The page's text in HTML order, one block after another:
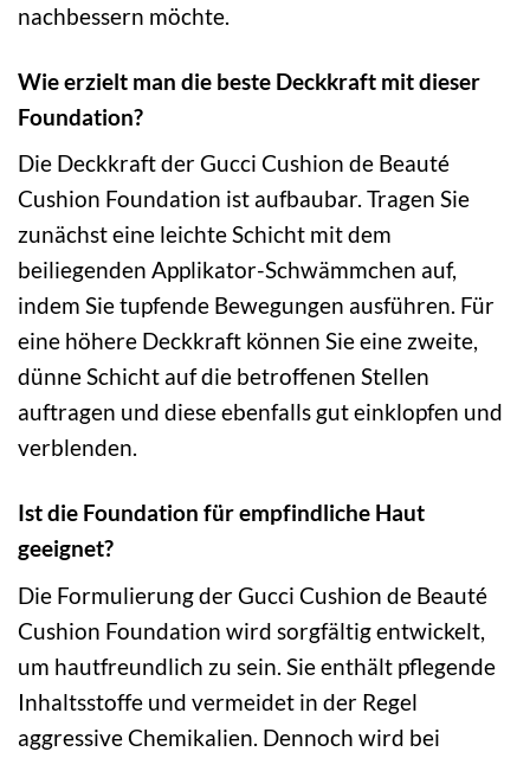
nachbessern möchte.
Wie erzielt man die beste Deckkraft mit dieser
Foundation?
Die Deckkraft der Gucci Cushion de Beauté
Cushion Foundation ist aufbaubar. Tragen Sie
zunächst eine leichte Schicht mit dem
beiliegenden Applikator-Schwämmchen auf,
indem Sie tupfende Bewegungen ausführen. Für
eine höhere Deckkraft können Sie eine zweite,
dünne Schicht auf die betroffenen Stellen
auftragen und diese ebenfalls gut einklopfen und
verblenden.
Ist die Foundation für empfindliche Haut
geeignet?
Die Formulierung der Gucci Cushion de Beauté
Cushion Foundation wird sorgfältig entwickelt,
um hautfreundlich zu sein. Sie enthält pflegende
Inhaltsstoffe und vermeidet in der Regel
aggressive Chemikalien. Dennoch wird bei